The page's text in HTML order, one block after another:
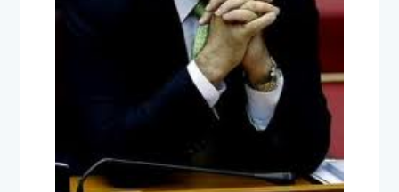
Así se desvió el dinero de las
TITULARES 18 de junio de 2012